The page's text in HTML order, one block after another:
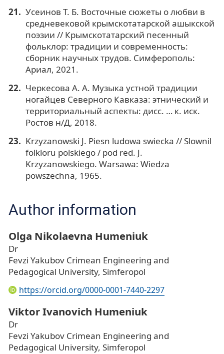
Усеинов Т. Б. Восточные сюжеты о любви в
средневековой крымскотатарской ашыкской
поэзии // Крымскотатарский песенный
фольклор: традиции и современность:
сборник научных трудов. Симферополь:
Ариал, 2021.
Черкесова А. А. Музыка устной традиции
ногайцев Северного Кавказа: этнический и
территориальный аспекты: дисс. … к. иск.
Ростов н/Д, 2018.
Krzyzanowski J. Piesn ludowa swiecka // Slownil
folkloru polskiego / pod red. J.
Krzyzanowskiego. Warsawa: Wiedza
powszechna, 1965.
Author information
Olga Nikolaevna Humeniuk
Dr
Fevzi Yakubov Crimean Engineering and
Pedagogical University, Simferopol
https://orcid.org/0000-0001-7440-2297
Viktor Ivanovich Humeniuk
Dr
Fevzi Yakubov Crimean Engineering and
Pedagogical University, Simferopol